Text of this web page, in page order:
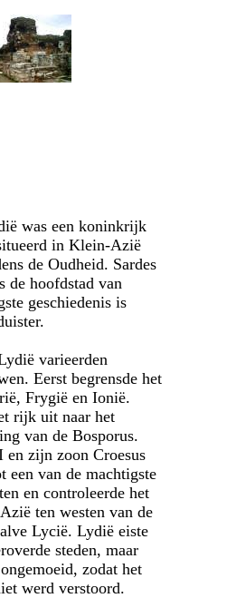
was een koninkrijk
in Klein-Azië
de Oudheid. Sardes
de hoofdstad van
geschiedenis is
varieerden
Eerst begrensde het
Frygië en Ionië.
rijk uit naar het
van de Bosporus.
zijn zoon Croesus
een van de machtigste
en controleerde het
ten westen van de
Lycië. Lydië eiste
steden, maar
zodat het
werd verstoord.